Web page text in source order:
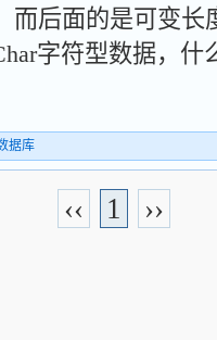
而后面的是可变长
字符型数据，什
据库
‹‹ 1 ››